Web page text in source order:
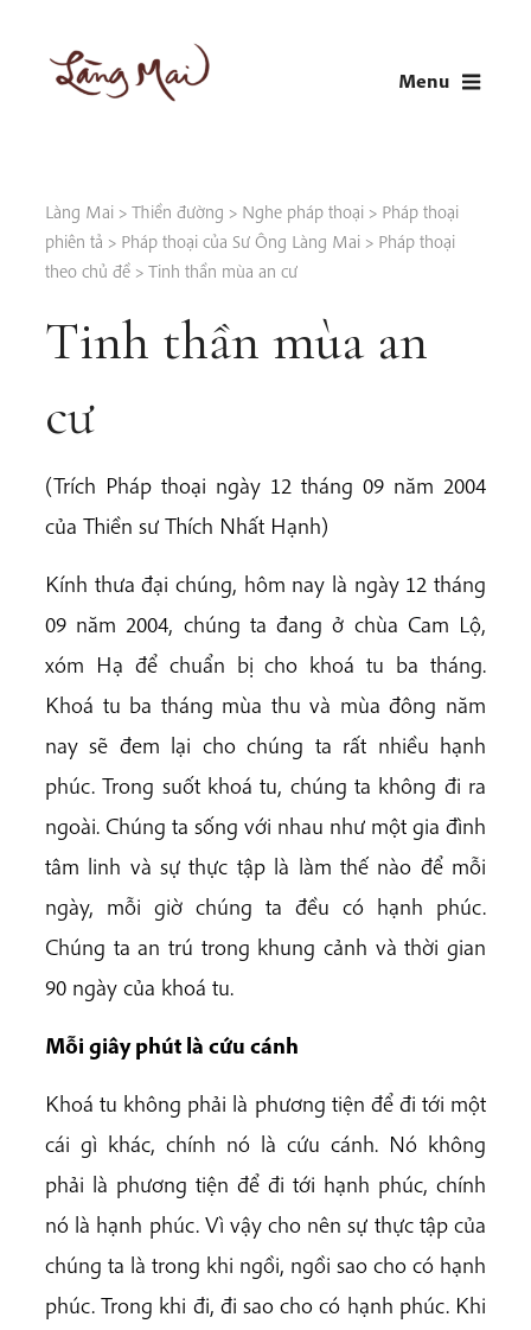
content
Menu
Làng Mai > Thiền đường > Nghe pháp thoại > Pháp thoại
phiên tả > Pháp thoại của Sư Ông Làng Mai > Pháp thoại
theo chủ đề > Tinh thần mùa an cư
Tinh thần mùa an
cư
(Trích Pháp thoại ngày 12 tháng 09 năm 2004
của Thiền sư Thích Nhất Hạnh)
Kính thưa đại chúng, hôm nay là ngày 12 tháng
09 năm 2004, chúng ta đang ở chùa Cam Lộ,
xóm Hạ để chuẩn bị cho khoá tu ba tháng.
Khoá tu ba tháng mùa thu và mùa đông năm
nay sẽ đem lại cho chúng ta rất nhiều hạnh
phúc. Trong suốt khoá tu, chúng ta không đi ra
ngoài. Chúng ta sống với nhau như một gia đình
tâm linh và sự thực tập là làm thế nào để mỗi
ngày, mỗi giờ chúng ta đều có hạnh phúc.
Chúng ta an trú trong khung cảnh và thời gian
90 ngày của khoá tu.
Mỗi giây phút là cứu cánh
Khoá tu không phải là phương tiện để đi tới một
cái gì khác, chính nó là cứu cánh. Nó không
phải là phương tiện để đi tới hạnh phúc, chính
nó là hạnh phúc. Vì vậy cho nên sự thực tập của
chúng ta là trong khi ngồi, ngồi sao cho có hạnh
phúc. Trong khi đi, đi sao cho có hạnh phúc. Khi